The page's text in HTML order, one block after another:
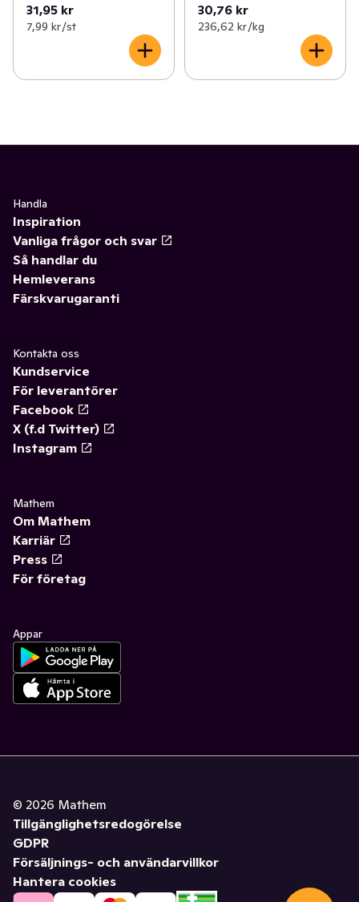
31,95 kr
7,99 kr /st
30,76 kr
236,62 kr /kg
Handla
Inspiration
Vanliga frågor och svar
Så handlar du
Hemleverans
Färskvarugaranti
Kontakta oss
Kundservice
För leverantörer
Facebook
X (f.d Twitter)
Instagram
Mathem
Om Mathem
Karriär
Press
För företag
Appar
© 2026 Mathem
Tillgänglighetsredogörelse
GDPR
Försäljnings- och användarvillkor
Hantera cookies